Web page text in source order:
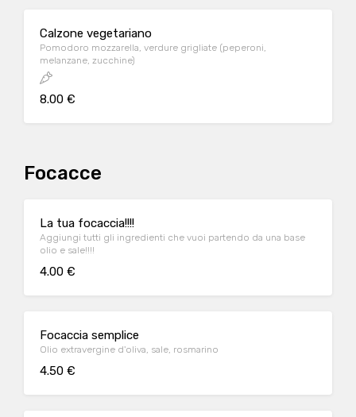
Calzone vegetariano
Pomodoro mozzarella, verdure grigliate (peperoni,
melanzane, zucchine)
8.00 €
Focacce
La tua focaccia!!!!
Aggiungi tutti gli ingredienti che vuoi partendo da una base
olio e sale!!!!
4.00 €
Focaccia semplice
Olio extravergine d'oliva, sale, rosmarino
4.50 €